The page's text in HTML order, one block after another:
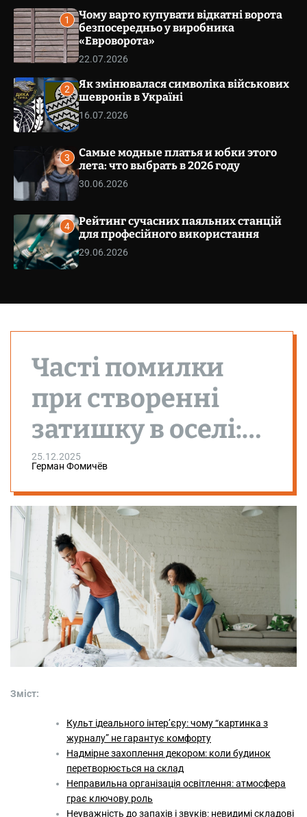
v
e
o
m
u
a
a
s
W
i
d
e
t
1
Чому варто купувати відкатні ворота
безпосередньо у виробника
«Евроворота»
22.07.2026
2
Як змінювалася символіка військових
шевронів в Україні
16.07.2026
3
Самые модные платья и юбки этого
лета: что выбрать в 2026 году
30.06.2026
4
Рейтинг сучасних паяльних станцій
для професійного використання
29.06.2026
Часті помилки
при створенні
затишку в оселі:
як їх уникнути
25.12.2025
Герман Фомичёв
Зміст:
Культ ідеального інтер’єру: чому “картинка з
журналу” не гарантує комфорту
Надмірне захоплення декором: коли будинок
перетворюється на склад
Неправильна організація освітлення: атмосфера
грає ключову роль
Неуважність до запахів і звуків: невидимі складові